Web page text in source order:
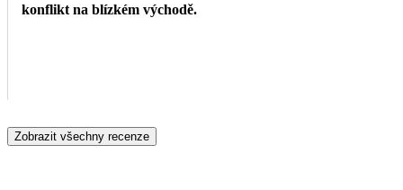
konflikt na blízkém východě.
Zobrazit všechny recenze